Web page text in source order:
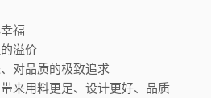
福
溢价
对品质的极致追求
来用料更足、设计更好、品质